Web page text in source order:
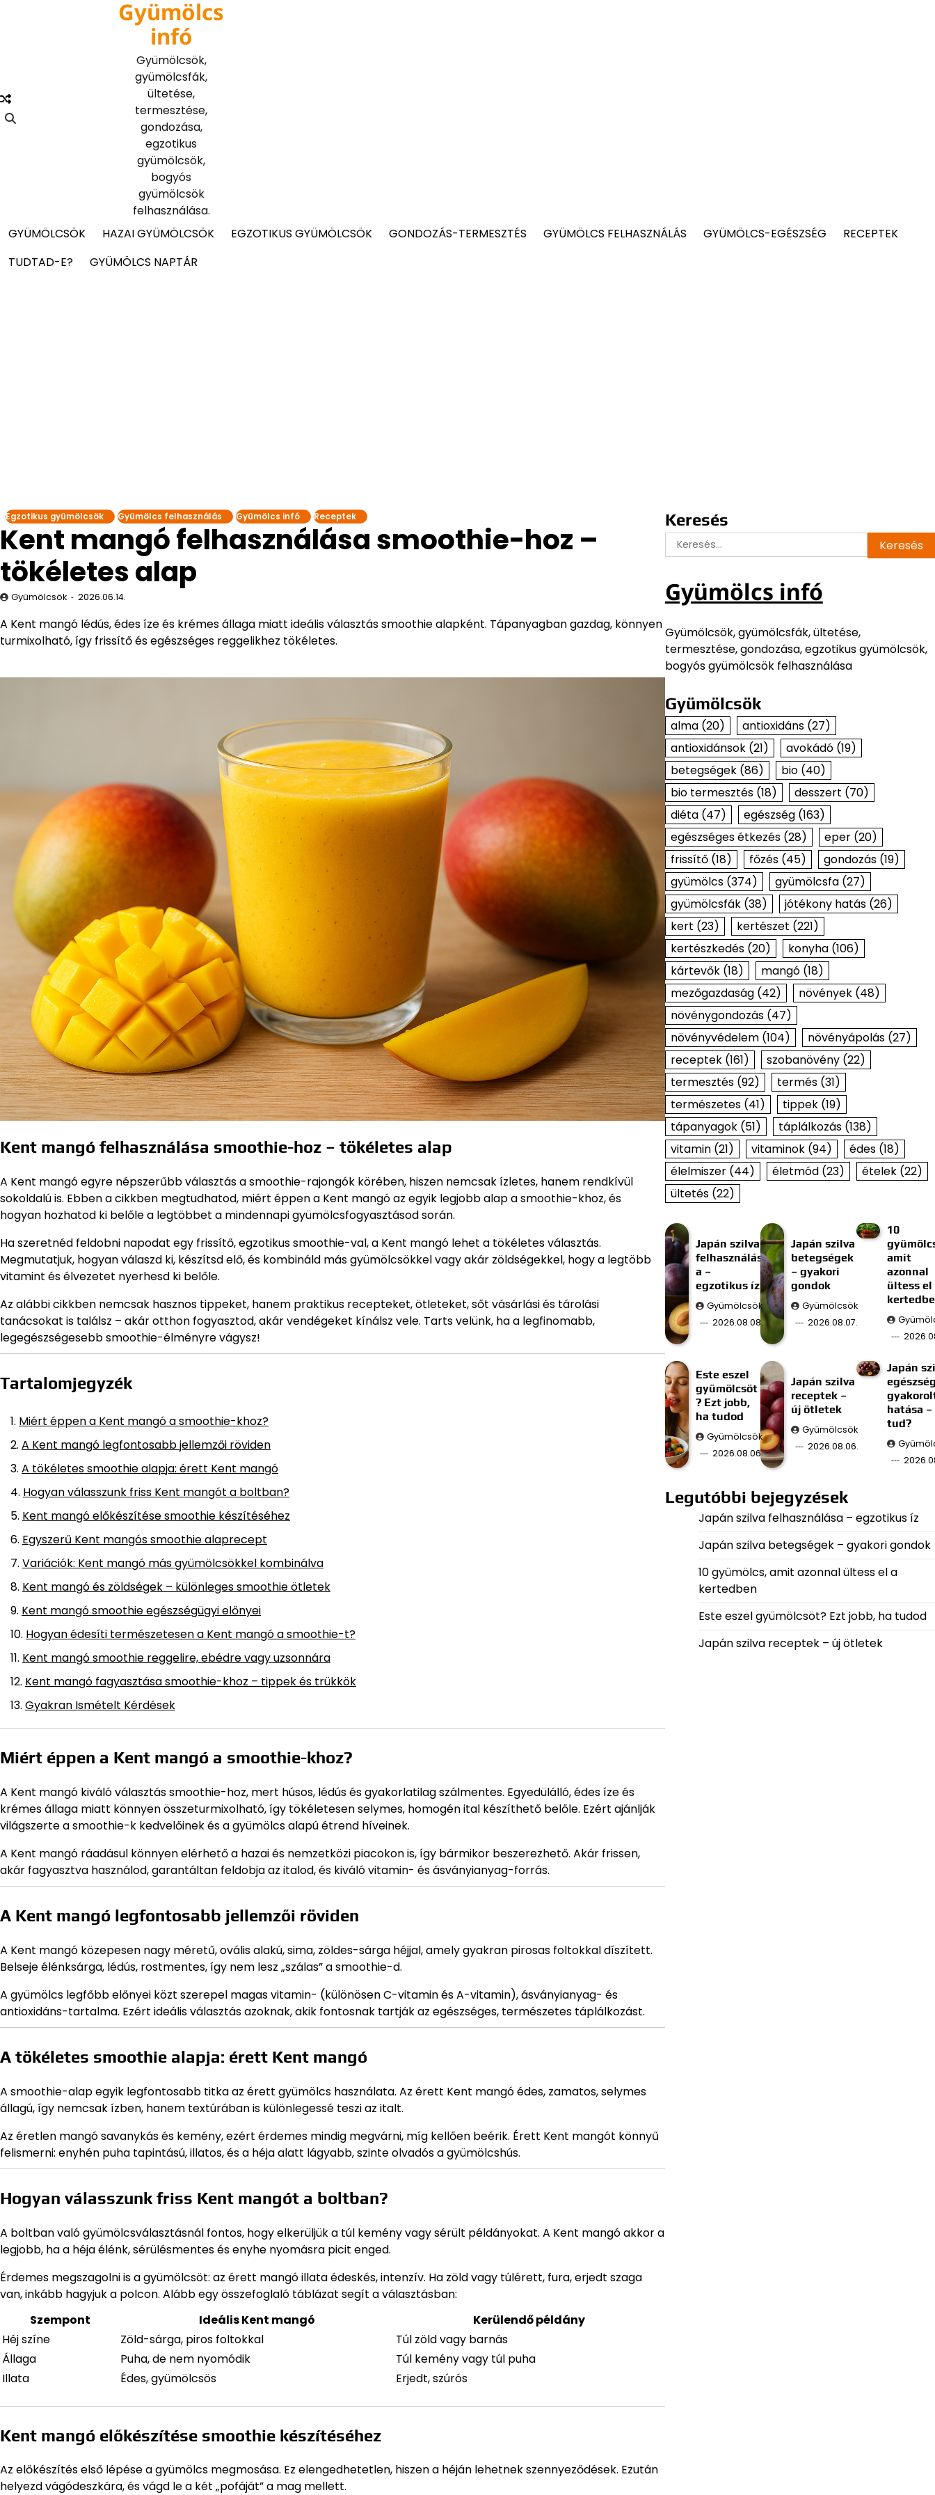
Gyümölcs
infó
Gyümölcsök,
gyümölcsfák,
ültetése,
termesztése,
gondozása,
egzotikus
gyümölcsök,
bogyós
gyümölcsök
felhasználása.
GYÜMÖLCSÖK
HAZAI GYÜMÖLCSÖK EGZOTIKUS GYÜMÖLCSÖK GONDOZÁS-TERMESZTÉS GYÜMÖLCS FELHASZNÁLÁS GYÜMÖLCS-EGÉSZSÉG
RECEPTEK
TUDTAD-E?
GYÜMÖLCS NAPTÁR
Egzotikus gyümölcsök Gyümölcs felhasználás Gyümölcs infó Receptek
Kent mangó felhasználása smoothie-hoz –
tökéletes alap
Gyümölcsök 2026.06.14.
A Kent mangó lédús, édes íze és krémes állaga miatt ideális választás smoothie alapként. Tápanyagban gazdag, könnyen
turmixolható, így frissítő és egészséges reggelikhez tökéletes.
Kent mangó felhasználása smoothie-hoz – tökéletes alap
A Kent mangó egyre népszerűbb választás a smoothie-rajongók körében, hiszen nemcsak ízletes, hanem rendkívül
sokoldalú is. Ebben a cikkben megtudhatod, miért éppen a Kent mangó az egyik legjobb alap a smoothie-khoz, és
hogyan hozhatod ki belőle a legtöbbet a mindennapi gyümölcsfogyasztásod során.
Ha szeretnéd feldobni napodat egy frissítő, egzotikus smoothie-val, a Kent mangó lehet a tökéletes választás.
Megmutatjuk, hogyan válaszd ki, készítsd elő, és kombináld más gyümölcsökkel vagy akár zöldségekkel, hogy a legtöbb
vitamint és élvezetet nyerhesd ki belőle.
Az alábbi cikkben nemcsak hasznos tippeket, hanem praktikus recepteket, ötleteket, sőt vásárlási és tárolási
tanácsokat is találsz – akár otthon fogyasztod, akár vendégeket kínálsz vele. Tarts velünk, ha a legfinomabb,
legegészségesebb smoothie-élményre vágysz!
Tartalomjegyzék
Miért éppen a Kent mangó a smoothie-khoz?
A Kent mangó legfontosabb jellemzői röviden
A tökéletes smoothie alapja: érett Kent mangó
Hogyan válasszunk friss Kent mangót a boltban?
Kent mangó előkészítése smoothie készítéséhez
Egyszerű Kent mangós smoothie alaprecept
Variációk: Kent mangó más gyümölcsökkel kombinálva
Kent mangó és zöldségek – különleges smoothie ötletek
Kent mangó smoothie egészségügyi előnyei
Hogyan édesíti természetesen a Kent mangó a smoothie-t?
Kent mangó smoothie reggelire, ebédre vagy uzsonnára
Kent mangó fagyasztása smoothie-khoz – tippek és trükkök
Gyakran Ismételt Kérdések
Miért éppen a Kent mangó a smoothie-khoz?
A Kent mangó kiváló választás smoothie-hoz, mert húsos, lédús és gyakorlatilag szálmentes. Egyedülálló, édes íze és
krémes állaga miatt könnyen összeturmixolható, így tökéletesen selymes, homogén ital készíthető belőle. Ezért ajánlják
világszerte a smoothie-k kedvelőinek és a gyümölcs alapú étrend híveinek.
A Kent mangó ráadásul könnyen elérhető a hazai és nemzetközi piacokon is, így bármikor beszerezhető. Akár frissen,
akár fagyasztva használod, garantáltan feldobja az italod, és kiváló vitamin- és ásványianyag-forrás.
A Kent mangó legfontosabb jellemzői röviden
A Kent mangó közepesen nagy méretű, ovális alakú, sima, zöldes-sárga héjjal, amely gyakran pirosas foltokkal díszített.
Belseje élénksárga, lédús, rostmentes, így nem lesz „szálas” a smoothie-d.
A gyümölcs legfőbb előnyei közt szerepel magas vitamin- (különösen C-vitamin és A-vitamin), ásványianyag- és
antioxidáns-tartalma. Ezért ideális választás azoknak, akik fontosnak tartják az egészséges, természetes táplálkozást.
A tökéletes smoothie alapja: érett Kent mangó
A smoothie-alap egyik legfontosabb titka az érett gyümölcs használata. Az érett Kent mangó édes, zamatos, selymes
állagú, így nemcsak ízben, hanem textúrában is különlegessé teszi az italt.
Az éretlen mangó savanykás és kemény, ezért érdemes mindig megvárni, míg kellően beérik. Érett Kent mangót könnyű
felismerni: enyhén puha tapintású, illatos, és a héja alatt lágyabb, szinte olvadós a gyümölcshús.
Hogyan válasszunk friss Kent mangót a boltban?
A boltban való gyümölcsválasztásnál fontos, hogy elkerüljük a túl kemény vagy sérült példányokat. A Kent mangó akkor a
legjobb, ha a héja élénk, sérülésmentes és enyhe nyomásra picit enged.
Érdemes megszagolni is a gyümölcsöt: az érett mangó illata édeskés, intenzív. Ha zöld vagy túlérett, fura, erjedt szaga
van, inkább hagyjuk a polcon. Alább egy összefoglaló táblázat segít a választásban:
Szempont
Ideális Kent mangó
Kerülendő példány
Héj színe
Zöld-sárga, piros foltokkal
Túl zöld vagy barnás
Állaga
Puha, de nem nyomódik
Túl kemény vagy túl puha
Illata
Édes, gyümölcsös Erjedt, szúrós
Kent mangó előkészítése smoothie készítéséhez
Az előkészítés első lépése a gyümölcs megmosása. Ez elengedhetetlen, hiszen a héján lehetnek szennyeződések. Ezután
helyezd vágódeszkára, és vágd le a két „pofáját” a mag mellett.
Keresés
Keresés:
Gyümölcs infó
Gyümölcsök, gyümölcsfák, ültetése,
termesztése, gondozása, egzotikus gyümölcsök,
bogyós gyümölcsök felhasználása
Gyümölcsök
alma(20) antioxidáns(27)
antioxidánsok(21) avokádó(19)
betegségek(86) bio(40)
bio termesztés(18) desszert (70)
diéta(47) egészség(163)
egészséges étkezés(28) eper(20)
frissítő(18) főzés(45) gondozás(19)
gyümölcs(374) gyümölcsfa(27)
gyümölcsfák(38) jótékony hatás(26)
kert (23) kertészet (221)
kertészkedés(20) konyha(106)
kártevők(18) mangó(18)
mezőgazdaság(42) növények(48)
növénygondozás(47)
növényvédelem(104) növényápolás(27)
receptek(161) szobanövény(22)
termesztés(92) termés(31)
természetes(41) tippek(19)
tápanyagok(51) táplálkozás(138)
vitamin(21) vitaminok(94) édes(18)
élelmiszer(44) életmód(23) ételek(22)
ültetés(22)
Japán szilva
felhasználás
a –
egzotikus íz
Gyümölcsök
2026.08.08.
Japán szilva
betegségek
– gyakori
gondok
Gyümölcsök
2026.08.07.
10
amit
azonnal
ültess el
Este eszel
gyümölcsöt
? Ezt jobb,
ha tudod
Gyümölcsök
2026.08.06.
Japán szilva
receptek –
új ötletek
Gyümölcsök
2026.08.06.
Japán
hatása
tud?
Legutóbbi bejegyzések
Japán szilva felhasználása – egzotikus íz
Japán szilva betegségek – gyakori gondok
10 gyümölcs, amit azonnal ültess el a
kertedben
Este eszel gyümölcsöt? Ezt jobb, ha tudod
Japán szilva receptek – új ötletek